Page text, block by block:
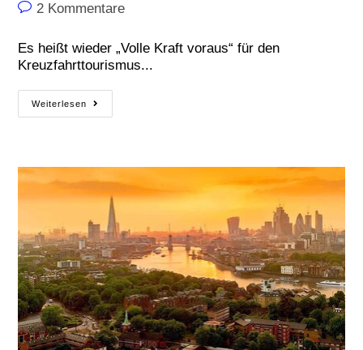
2 Kommentare
Es heißt wieder „Volle Kraft voraus“ für den
Kreuzfahrttourismus...
Weiterlesen